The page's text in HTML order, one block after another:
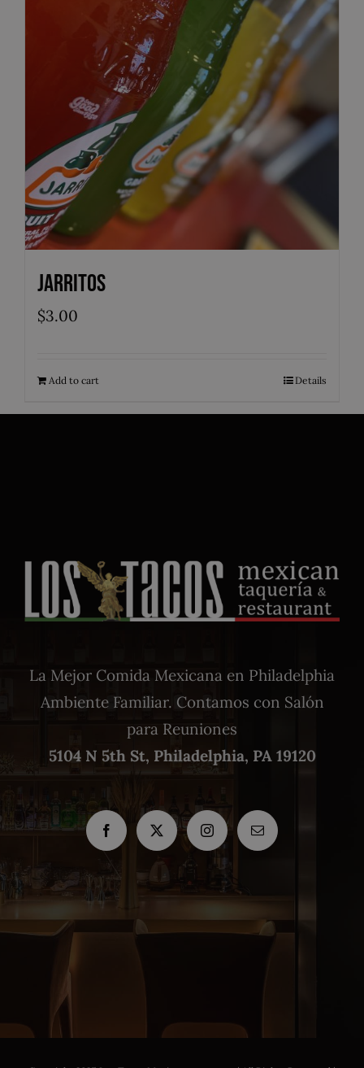
Jarritos
$3.00
Add to cart Details
La Mejor Comida Mexicana en Philadelphia
Ambiente Familiar. Contamos con Salón
para Reuniones
5104 N 5th St, Philadelphia, PA 19120